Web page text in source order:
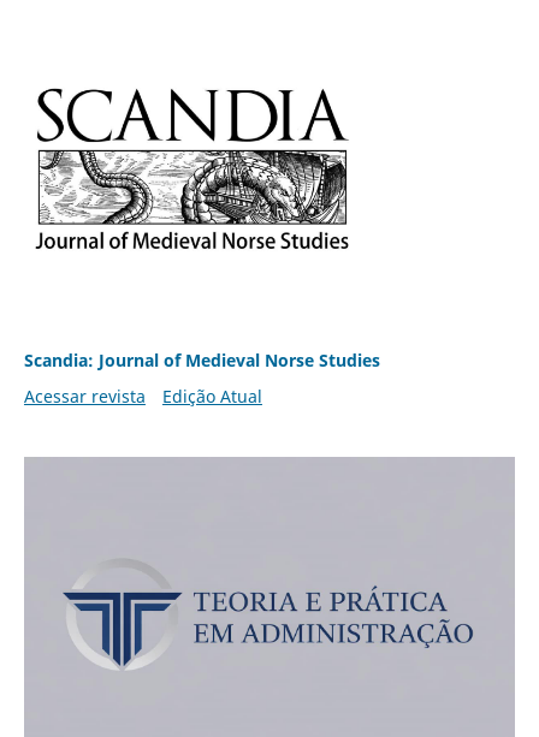
Scandia: Journal of Medieval Norse Studies
Acessar revista
Edição Atual